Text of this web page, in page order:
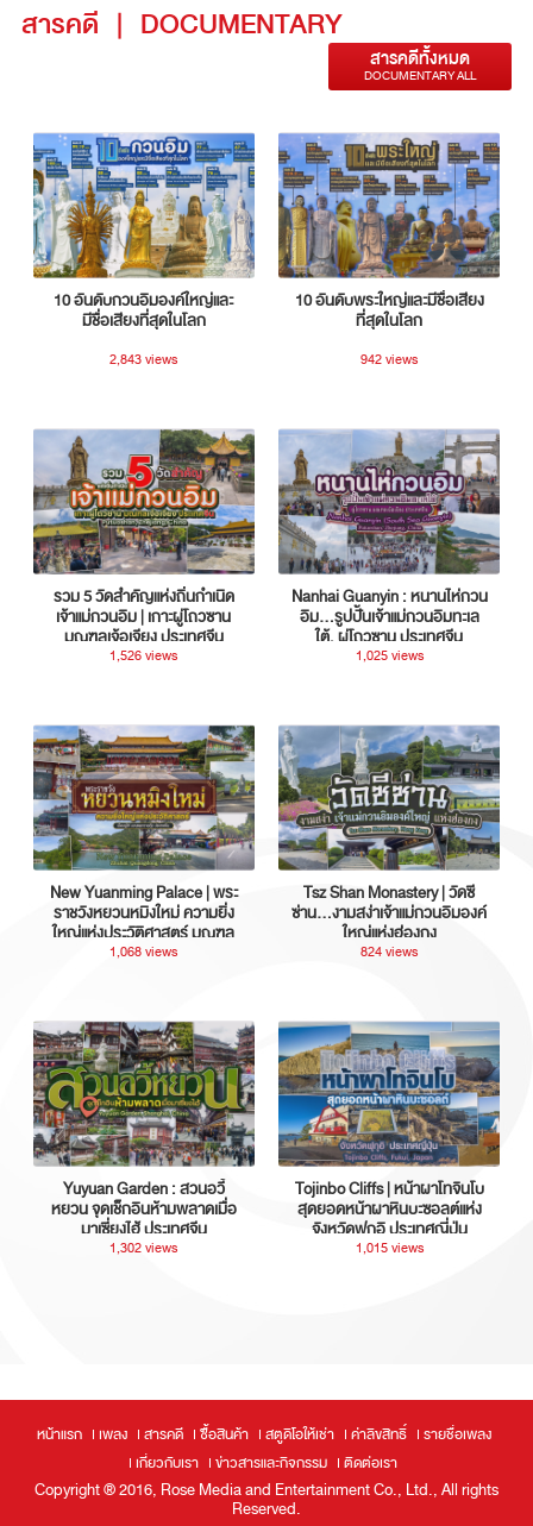
สารคดี | DOCUMENTARY
สารคดีทั้งหมด
DOCUMENTARY ALL
10 อันดับกวนอิมองค์ใหญ่และ
มีชื่อเสียงที่สุดในโลก
2,843 views
10 อันดับพระใหญ่และมีชื่อเสียง
ที่สุดในโลก
942 views
รวม 5 วัดสำคัญแห่งถิ่นกำเนิด
เจ้าแม่กวนอิม | เกาะผู่โถวซาน
มณฑลเจ้อเจียง ประเทศจีน
1,526 views
Nanhai Guanyin : หนานไห่กวน
อิม...รูปปั้นเจ้าแม่กวนอิมทะเล
ใต้, ผู่โถวซาน ประเทศจีน
1,025 views
New Yuanming Palace | พระ
ราชวังหยวนหมิงใหม่ ความยิ่ง
ใหญ่แห่งประวัติศาสตร์ มณฑล
กวางตุ้ง ประเทศจีน
1,068 views
Tsz Shan Monastery | วัดซี
ซ่าน…งามสง่าเจ้าแม่กวนอิมองค์
ใหญ่แห่งฮ่องกง
824 views
Yuyuan Garden : สวนอวี้
หยวน จุดเช็กอินห้ามพลาดเมื่อ
มาเซี่ยงไฮ้ ประเทศจีน
1,302 views
Tojinbo Cliffs | หน้าผาโทจินโบ
สุดยอดหน้าผาหินบะซอลต์แห่ง
จังหวัดฟุกุอิ ประเทศญี่ปุ่น
1,015 views
หน้าแรก เพลง สารคดี ซื้อสินค้า สตูดิโอให้เช่า ค่าลิขสิทธิ์
รายชื่อเพลง
เกี่ยวกับเรา
ข่าวสารและกิจกรรม ติดต่อเรา
Copyright ® 2016, Rose Media and Entertainment Co., Ltd., All rights
Reserved.